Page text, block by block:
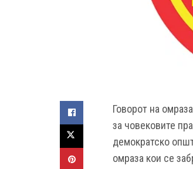
Говорот на
за човековите
демократско
омраза кои се